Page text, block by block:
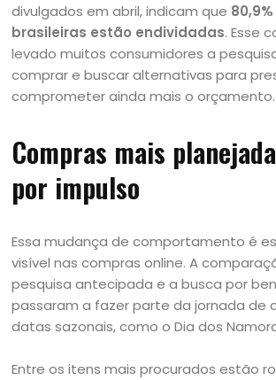
divulgados em abril, indicam que
brasileiras estão endividadas. Esse
levado muitos consumidores a
comprar e buscar alternativas para
comprometer ainda mais o orçamento.
Compras mais
por impulso
Essa mudança de comportamento é
visível nas compras online. A
pesquisa antecipada e a busca por
passaram a fazer parte da jornada de
datas sazonais, como o Dia dos
Entre os itens mais procurados estão